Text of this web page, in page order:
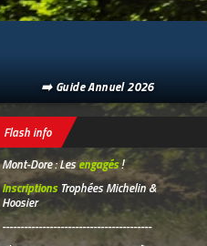
➡️ Guide Annuel 2026
Flash info
Mont-Dore : Lesengagés!
InscriptionsTrophées Michelin &
Hoosier
-----------------------------------------